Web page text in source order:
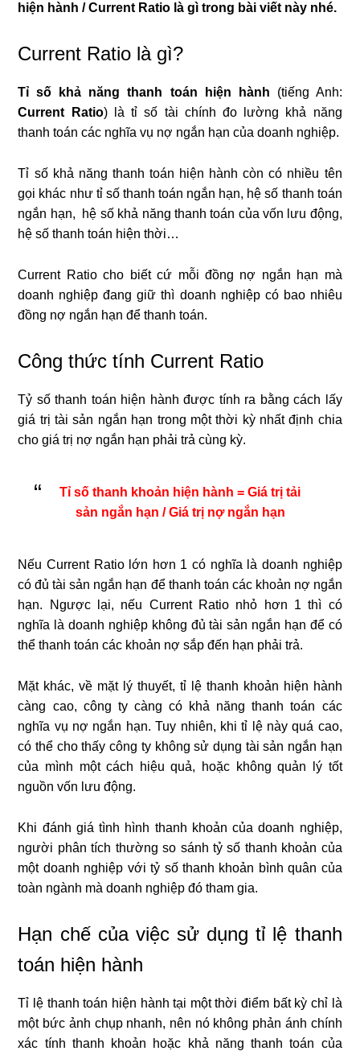
hiện hành / Current Ratio là gì trong bài viết này nhé.
Current Ratio là gì?
Tỉ số khả năng thanh toán hiện hành (tiếng Anh:
Current Ratio) là tỉ số tài chính đo lường khả năng
thanh toán các nghĩa vụ nợ ngắn hạn của doanh nghiệp.
Tỉ số khả năng thanh toán hiện hành còn có nhiều tên
gọi khác như tỉ số thanh toán ngắn hạn, hệ số thanh toán
ngắn hạn, hệ số khả năng thanh toán của vốn lưu động,
hệ số thanh toán hiện thời…
Current Ratio cho biết cứ mỗi đồng nợ ngắn hạn mà
doanh nghiệp đang giữ thì doanh nghiệp có bao nhiêu
đồng nợ ngắn hạn để thanh toán.
Công thức tính Current Ratio
Tỷ số thanh toán hiện hành được tính ra bằng cách lấy
giá trị tài sản ngắn hạn trong một thời kỳ nhất định chia
cho giá trị nợ ngắn hạn phải trả cùng kỳ.
Tỉ số thanh khoản hiện hành = Giá trị tải
sản ngắn hạn / Giá trị nợ ngắn hạn
Nếu Current Ratio lớn hơn 1 có nghĩa là doanh nghiệp
có đủ tài sản ngắn hạn để thanh toán các khoản nợ ngắn
hạn. Ngược lại, nếu Current Ratio nhỏ hơn 1 thì có
nghĩa là doanh nghiệp không đủ tài sản ngắn hạn để có
thể thanh toán các khoản nợ sắp đến hạn phải trả.
Mặt khác, về mặt lý thuyết, tỉ lệ thanh khoản hiện hành
càng cao, công ty càng có khả năng thanh toán các
nghĩa vụ nợ ngắn hạn. Tuy nhiên, khi tỉ lệ này quá cao,
có thể cho thấy công ty không sử dụng tài sản ngắn hạn
của mình một cách hiệu quả, hoặc không quản lý tốt
nguồn vốn lưu động.
Khi đánh giá tình hình thanh khoản của doanh nghiệp,
người phân tích thường so sánh tỷ số thanh khoản của
một doanh nghiệp với tỷ số thanh khoản bình quân của
toàn ngành mà doanh nghiệp đó tham gia.
Hạn chế của việc sử dụng tỉ lệ thanh
toán hiện hành
Tỉ lệ thanh toán hiện hành tại một thời điểm bất kỳ chỉ là
một bức ảnh chụp nhanh, nên nó không phản ánh chính
xác tính thanh khoản hoặc khả năng thanh toán của